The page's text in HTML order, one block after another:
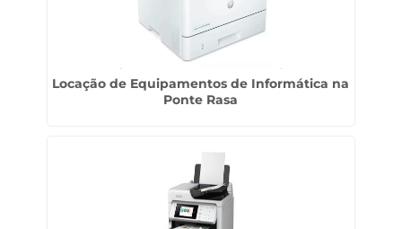
Locação de Equipamentos de Informática na
Ponte Rasa